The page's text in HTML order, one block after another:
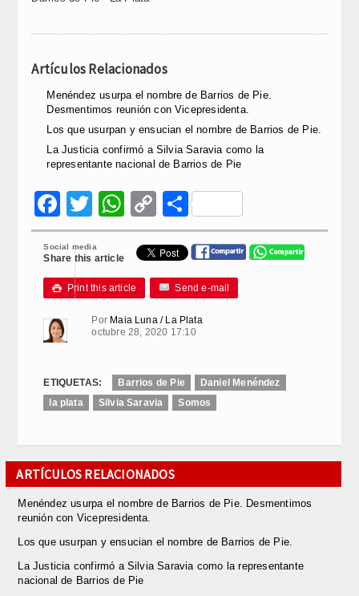
Artículos Relacionados
Menéndez usurpa el nombre de Barrios de Pie.
Desmentimos reunión con Vicepresidenta.
Los que usurpan y ensucian el nombre de Barrios de Pie.
La Justicia confirmó a Silvia Saravia como la
representante nacional de Barrios de Pie
Facebook
Twitter
WhatsApp
Copy
Link
Compartir
Social media
Share this article
 Print this article Send e-mail
Por Maia Luna / La Plata
octubre 28, 2020 17:10
ETIQUETAS: Barrios de Pie
Daniel Menéndez
la plata
Silvia Saravia Somos
ARTÍCULOS RELACIONADOS
Menéndez usurpa el nombre de Barrios de Pie. Desmentimos
reunión con Vicepresidenta.
Los que usurpan y ensucian el nombre de Barrios de Pie.
La Justicia confirmó a Silvia Saravia como la representante
nacional de Barrios de Pie